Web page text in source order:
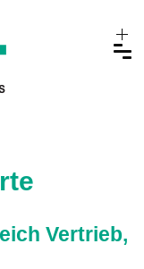
Vertrieb,